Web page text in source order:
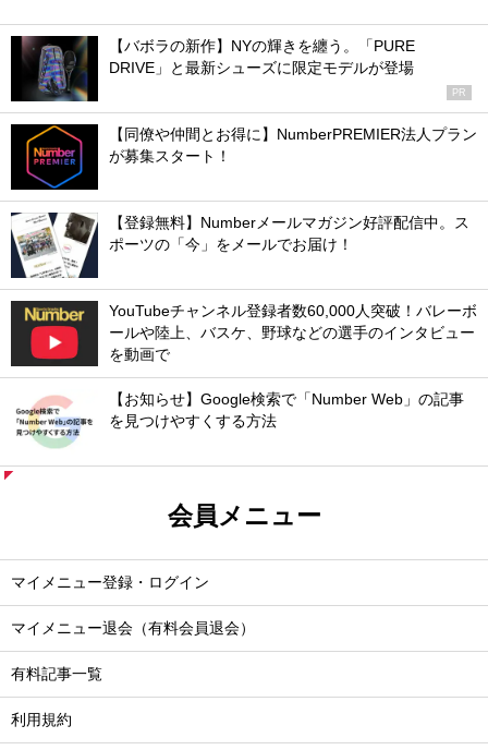
【バボラの新作】NYの輝きを纏う。「PURE
DRIVE」と最新シューズに限定モデルが登場
PR
【同僚や仲間とお得に】NumberPREMIER法人プラン
が募集スタート！
【登録無料】Numberメールマガジン好評配信中。ス
ポーツの「今」をメールでお届け！
YouTubeチャンネル登録者数60,000人突破！バレーボ
ールや陸上、バスケ、野球などの選手のインタビュー
を動画で
【お知らせ】Google検索で「Number Web」の記事
を見つけやすくする方法
会員メニュー
マイメニュー登録・ログイン
マイメニュー退会（有料会員退会）
有料記事一覧
利用規約